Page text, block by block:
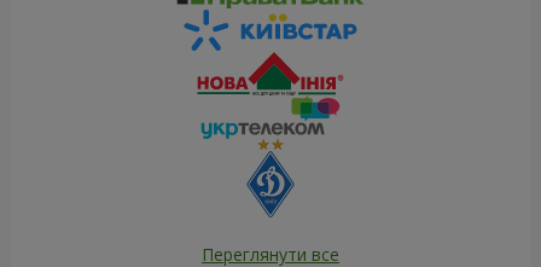
Переглянути все